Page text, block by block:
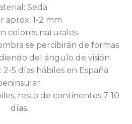
Seda
aprox: 1-2 mm
colores naturales
se percibirán de formas
del ángulo de visión
5 días hábiles en España
resto de continentes 7-10
días.